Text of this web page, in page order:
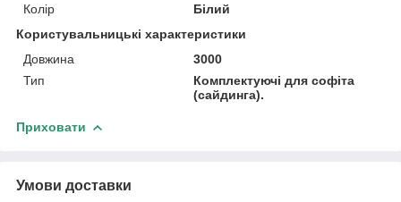
Колір
Білий
Користувальницькі характеристики
Довжина
3000
Тип
Комплектуючі для софіта
(сайдинга).
Приховати
Умови доставки